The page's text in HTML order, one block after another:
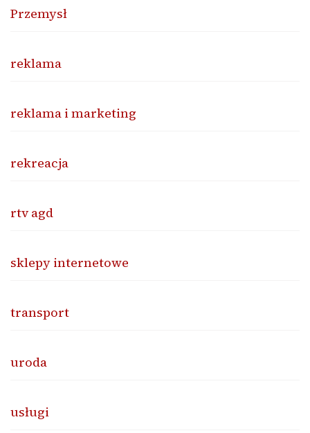
Przemysł
reklama
reklama i marketing
rekreacja
rtv agd
sklepy internetowe
transport
uroda
usługi